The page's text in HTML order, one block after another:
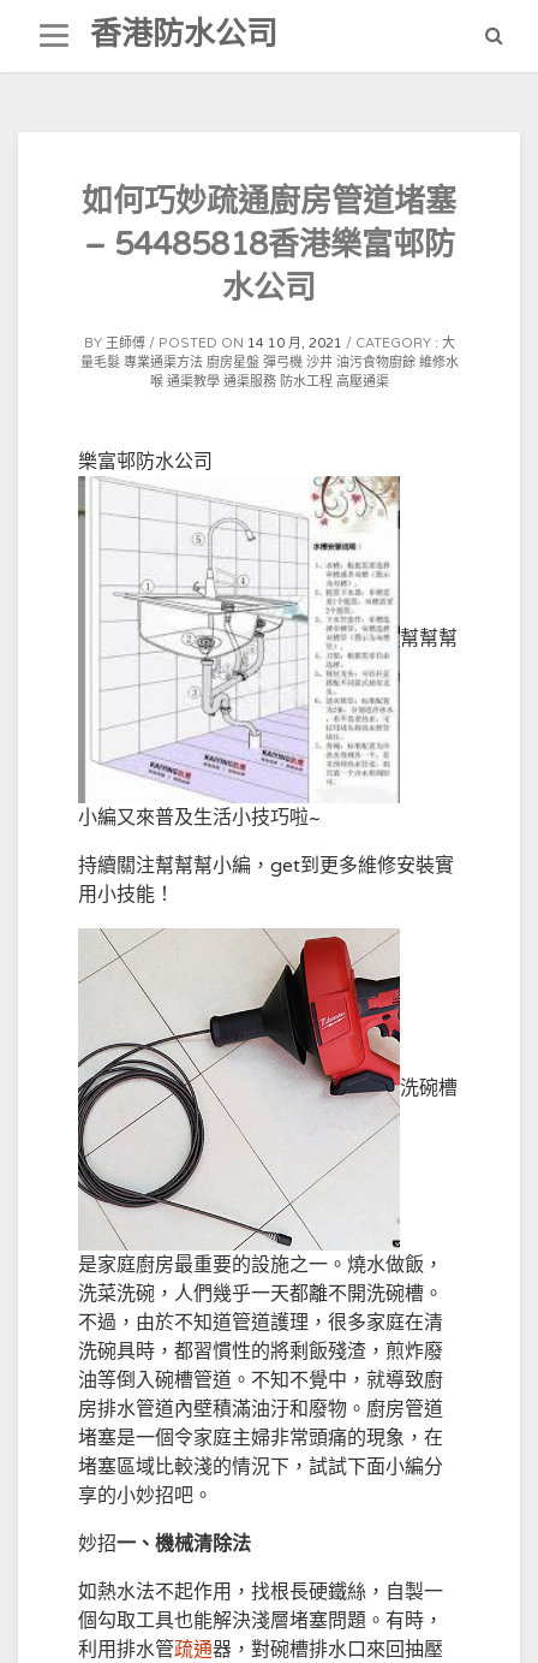
content
香港防水公司
如何巧妙疏通廚房管道堵塞
– 54485818香港樂富邨防
水公司
BY 王師傅 POSTED ON 14 10 月, 2021 CATEGORY : 大
量毛髮 專業通渠方法 廚房星盤 彈弓機 沙井 油污食物廚餘 維修水
喉 通渠教學 通渠服務 防水工程 高壓通渠
樂富邨防水公司
幫幫幫
小編又來普及生活小技巧啦~
持續關注幫幫幫小編，get到更多維修安裝實
用小技能！
洗碗槽
是家庭廚房最重要的設施之一。燒水做飯，
洗菜洗碗，人們幾乎一天都離不開洗碗槽。
不過，由於不知道管道護理，很多家庭在清
洗碗具時，都習慣性的將剩飯殘渣，煎炸廢
油等倒入碗槽管道。不知不覺中，就導致廚
房排水管道內壁積滿油汙和廢物。廚房管道
堵塞是一個令家庭主婦非常頭痛的現象，在
堵塞區域比較淺的情況下，試試下面小編分
享的小妙招吧。
妙招一、機械清除法
如熱水法不起作用，找根長硬鐵絲，自製一
個勾取工具也能解決淺層堵塞問題。有時，
利用排水管疏通器，對碗槽排水口來回抽壓